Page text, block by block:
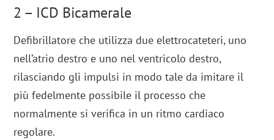
2 – ICD Bicamerale
Defibrillatore che utilizza due elettrocateteri, uno
nell’atrio destro e uno nel ventricolo destro,
rilasciando gli impulsi in modo tale da imitare il
più fedelmente possibile il processo che
normalmente si verifica in un ritmo cardiaco
regolare.